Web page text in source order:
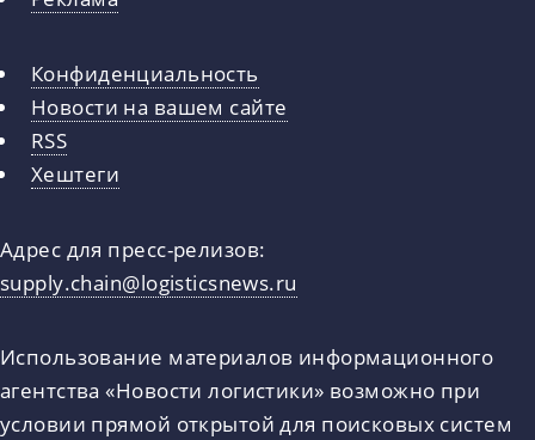
Конфиденциальность
Новости на вашем сайте
RSS
Хештеги
Адрес для пресс-релизов:
supply.chain@logisticsnews.ru
Использование материалов информационного
агентства «Новости логистики» возможно при
условии прямой открытой для поисковых систем